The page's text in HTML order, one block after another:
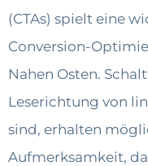
(CTAs) spielt eine
Conversion-
Nahen Osten.
Leserichtung von
sind, erhalten
Aufmerksamkeit,